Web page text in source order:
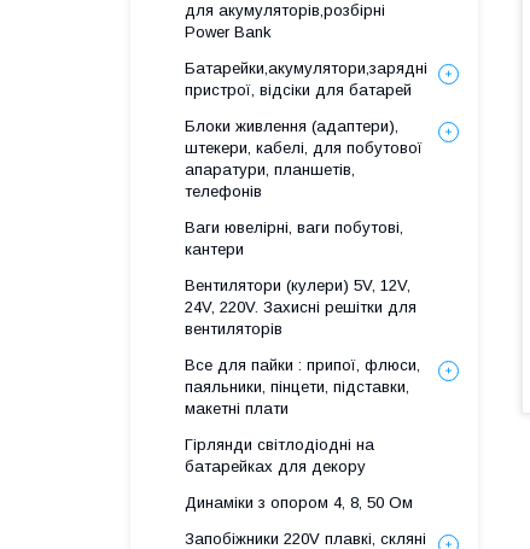
для акумуляторів,розбірні
Power Bank
Батарейки,акумулятори,зарядні
пристрої, відсіки для батарей
Блоки живлення (адаптери),
штекери, кабелі, для побутової
апаратури, планшетів,
телефонів
Ваги ювелірні, ваги побутові,
кантери
Вентилятори (кулери) 5V, 12V,
24V, 220V. Захисні решітки для
вентиляторів
Все для пайки : припої, флюси,
паяльники, пінцети, підставки,
макетні плати
Гірлянди світлодіодні на
батарейках для декору
Динаміки з опором 4, 8, 50 Ом
Запобіжники 220V плавкі, скляні